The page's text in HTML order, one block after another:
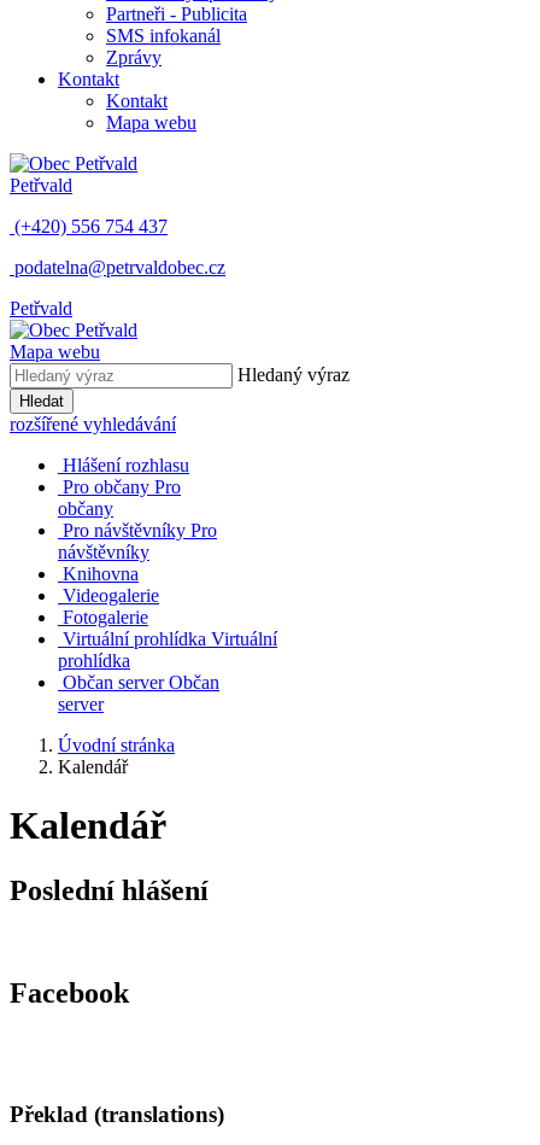
Partneři - Publicita
SMS infokanál
Zprávy
Kontakt
Kontakt
Mapa webu
Petřvald
(+420) 556 754 437
podatelna@petrvaldobec.cz
Petřvald
Mapa webu
Hledaný výraz
Hledat
rozšířené vyhledávání
Hlášení rozhlasu
Pro občany Pro
občany
Pro návštěvníky Pro
návštěvníky
Knihovna
Videogalerie
Fotogalerie
Virtuální prohlídka Virtuální
prohlídka
Občan server Občan
server
Úvodní stránka
Kalendář
Kalendář
Poslední hlášení
Facebook
Překlad (translations)